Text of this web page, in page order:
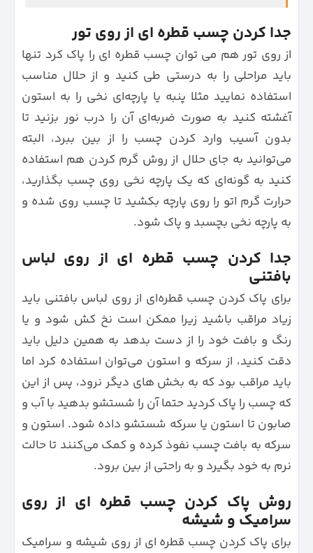
جدا کردن چسب قطره ای از روی تور
از روی تور هم می توان چسب قطره‌ ای را پاک کرد تنها
باید مراحلی را به درستی طی کنید و از حلال مناسب
استفاده نمایید مثلا پنبه یا پارچه‌ای نخی را به استون
آغشته کنید به صورت ضربه‌ای آن را درب نور بزنید تا
بدون آسیب وارد کردن چسب را از بین ببرد، البته
می‌توانید به جای حلال از روش گرم کردن هم استفاده
کنید به گونه‌ای که یک پارچه نخی روی چسب بگذارید،
حرارت گرم اتو را روی پارچه بکشید تا چسب روی شده و
به پارچه نخی بچسبد و پاک شود.
جدا کردن چسب قطره ای از روی لباس
بافتنی
برای پاک کردن چسب قطره‌ای از روی لباس بافتنی باید
زیاد مراقب باشید زیرا ممکن است نخ کش شود و یا
رنگ و بافت خود را از دست بدهد به همین دلیل باید
دقت کنید، از سرکه و استون می‌توان استفاده کرد اما
باید مراقب بود که به بخش های دیگر نرود، پس از این
که چسب را پاک کردید حتما آن را شستشو بدهید با آب و
صابون تا استون یا سرکه شستشو داده شود. استون و
سرکه به بافت چسب نفوذ کرده و کمک می‌کنند تا حالت
نرم به خود بگیرد و به راحتی از بین برود.
روش پاک کردن چسب قطره ای از روی
سرامیک و شیشه
برای پاک کردن چسب قطره‌ ای از روی شیشه و سرامیک